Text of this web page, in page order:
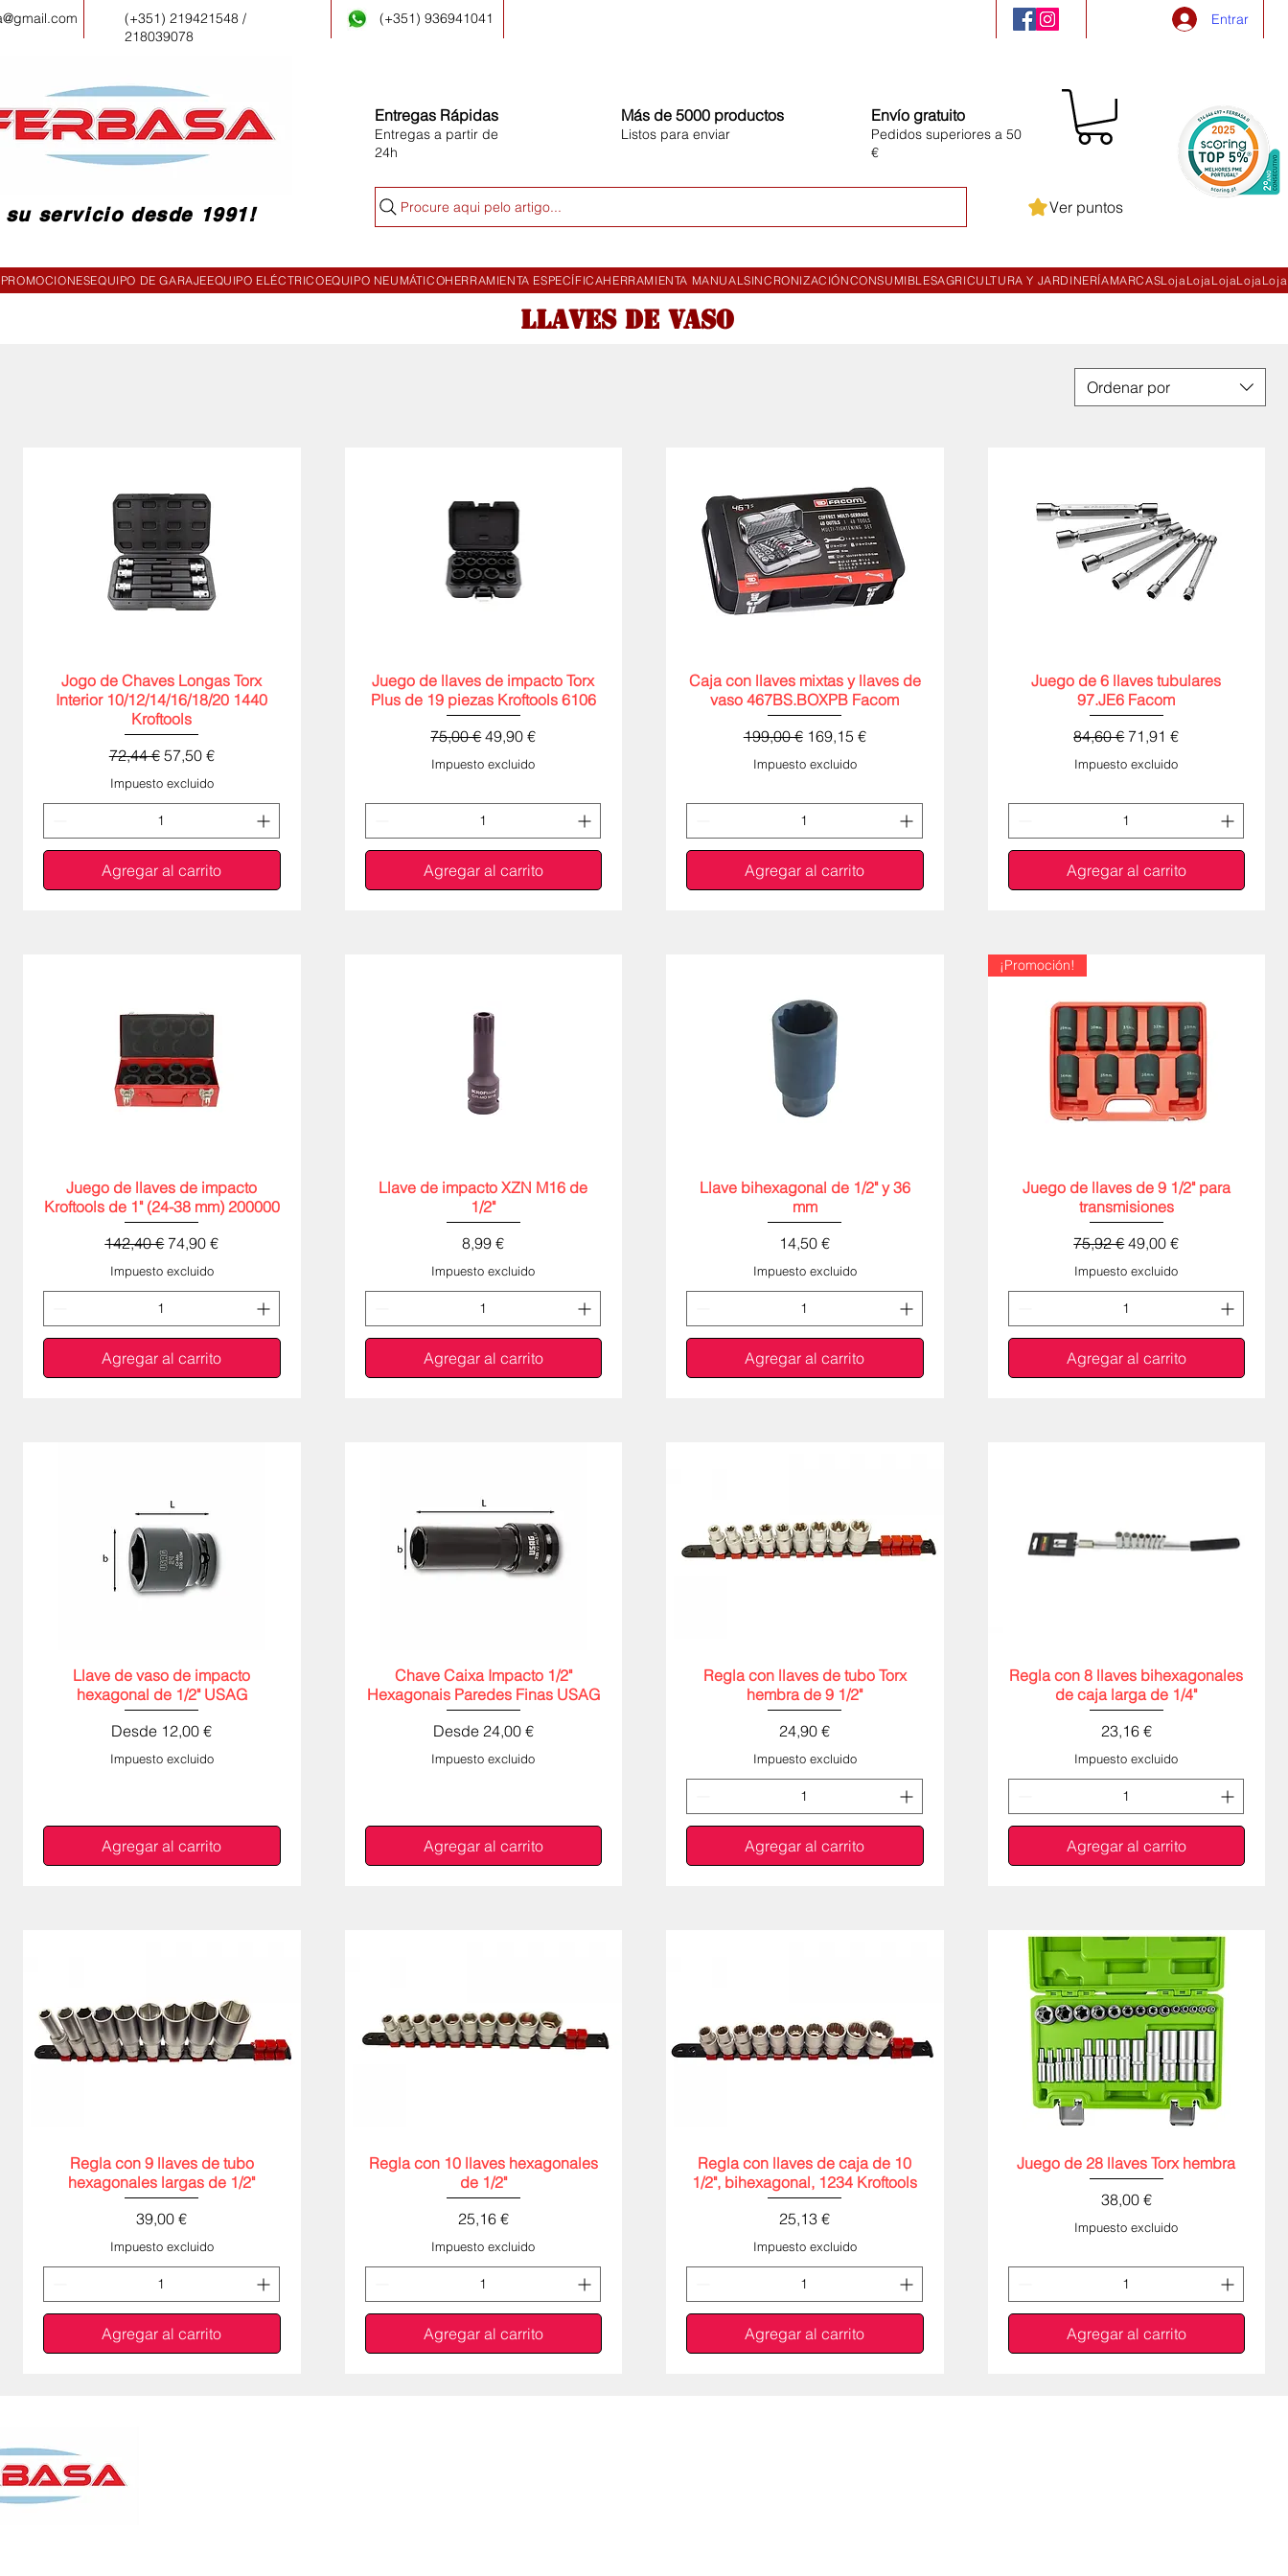
(+351) 219421548 /
218039078
(+351) 936941041 Entrar
su servicio desde 1991!
Entregas Rápidas
Entregas a partir de
24h
Más de 5000 productos
Listos para enviar
Envío gratuito
Pedidos superiores a 50
€
Procure aqui pelo artigo... Ver puntos
PROMOCIONESEQUIPO DE GARAJEEQUIPO ELÉCTRICOEQUIPO NEUMÁTICOHERRAMIENTA ESPECÍFICAHERRAMIENTA MANUALSINCRONIZACIÓNCONSUMIBLESAGRICULTURA Y JARDINERÍAMARCASLojaLojaLojaLojaLoja
llaves de vaso
Ordenar por
Vista rápida
Jogo de Chaves Longas Torx
Interior 10/12/14/16/18/20 1440
Kroftools
Precio
72,44 € Precio de oferta
57,50 €
Impuesto excluido
Agregar al carrito
Vista rápida
Juego de llaves de impacto Torx
Plus de 19 piezas Kroftools 6106
Precio
75,00 €Precio de oferta
49,90 €
Impuesto excluido
Agregar al carrito
Vista rápida
Caja con llaves mixtas y llaves de
vaso 467BS.BOXPB Facom
Precio
199,00 € Precio de oferta
169,15 €
Impuesto excluido
Agregar al carrito
Vista rápida
Juego de 6 llaves tubulares
97.JE6 Facom
Precio
84,60 € Precio de oferta
71,91 €
Impuesto excluido
Agregar al carrito
Vista rápida
Juego de llaves de impacto
Kroftools de 1" (24-38 mm) 200000
Precio
142,40 € Precio de oferta
74,90 €
Impuesto excluido
Agregar al carrito
Vista rápida
Llave de impacto XZN M16 de
1/2"
Precio
8,99 €
Impuesto excluido
Agregar al carrito
Vista rápida
Llave bihexagonal de 1/2" y 36
mm
Precio
14,50 €
Impuesto excluido
Agregar al carrito
Vista rápida
¡Promoción!
Juego de llaves de 9 1/2" para
transmisiones
Precio
75,92 €Precio de oferta
49,00 €
Impuesto excluido
Agregar al carrito
Vista rápida
Llave de vaso de impacto
hexagonal de 1/2" USAG
Desde 12,00 €
Precio de oferta
Impuesto excluido
Agregar al carrito
Vista rápida
Chave Caixa Impacto 1/2"
Hexagonais Paredes Finas USAG
Desde 24,00 €
Precio de oferta
Impuesto excluido
Agregar al carrito
Vista rápida
Regla con llaves de tubo Torx
hembra de 9 1/2"
Precio
24,90 €
Impuesto excluido
Agregar al carrito
Vista rápida
Regla con 8 llaves bihexagonales
de caja larga de 1/4"
Precio
23,16 €
Impuesto excluido
Agregar al carrito
Vista rápida
Regla con 9 llaves de tubo
hexagonales largas de 1/2"
Precio
39,00 €
Impuesto excluido
Agregar al carrito
Vista rápida
Regla con 10 llaves hexagonales
de 1/2"
Precio
25,16 €
Impuesto excluido
Agregar al carrito
Vista rápida
Regla con llaves de caja de 10
1/2", bihexagonal, 1234 Kroftools
Precio
25,13 €
Impuesto excluido
Agregar al carrito
Vista rápida
Juego de 28 llaves Torx hembra
Precio
38,00 €
Impuesto excluido
Agregar al carrito